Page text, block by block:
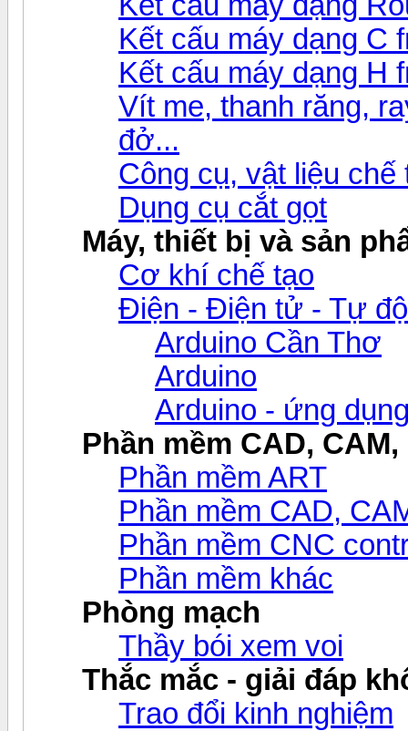
Kết cấu máy dạng C
Kết cấu máy dạng H
Vít me, thanh răng,
đở...
Công cụ, vật liệu chế
Dụng cụ cắt gọt
Máy, thiết bị và sản
Cơ khí chế tạo
Điện - Điện tử - Tự
Arduino Cần Thơ
Arduino
Arduino - ứng
Phần mềm CAD, CAM,
Phần mềm ART
Phần mềm CAD,
Phần mềm CNC
Phần mềm khác
Phòng mạch
Thầy bói xem voi
Thắc mắc - giải đáp
Trao đổi kinh nghiệm